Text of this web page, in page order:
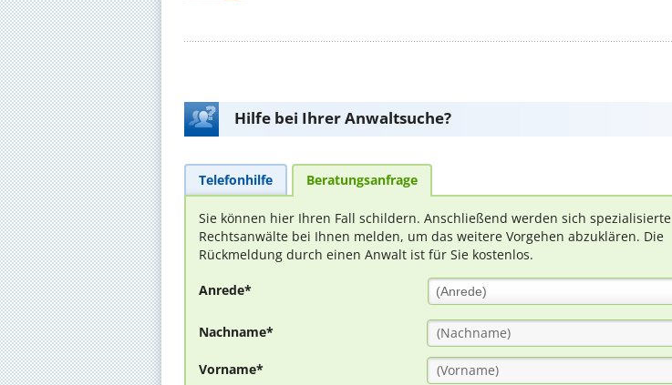
Hilfe bei Ihrer Anwaltsuche?
Telefonhilfe Beratungsanfrage
Sie können hier Ihren Fall schildern. Anschließend werden sich spezialisierte
Rechtsanwälte bei Ihnen melden, um das weitere Vorgehen abzuklären. Die
Rückmeldung durch einen Anwalt ist für Sie kostenlos.
Anrede* (Anrede)
Nachname*
Vorname*